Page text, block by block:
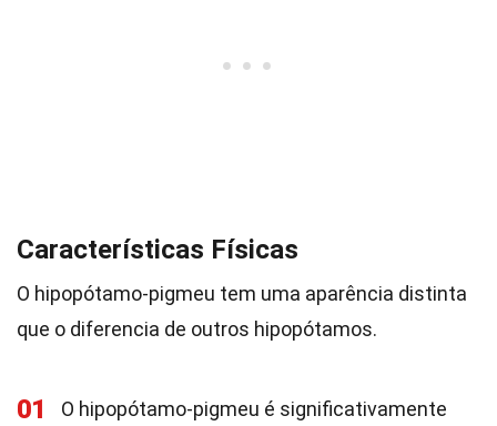
Características Físicas
O hipopótamo-pigmeu tem uma aparência distinta
que o diferencia de outros hipopótamos.
01
O hipopótamo-pigmeu é significativamente